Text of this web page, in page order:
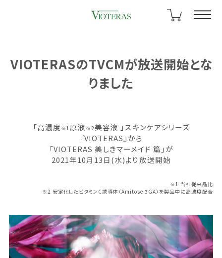
VIOTERASのTVCMが放送開始とな
りました
「高濃度 ※1 原液 ※2美容液 」スキンケアシリーズ
『VIOTERAS』から
「VIOTERAS 美しきマーメイド 篇」が
2021年10月13日(水)より放送開始
※1 当社従来品比
※2 安定化したビタミンC誘導体（Amitose 3GA）を製品中に高濃度配合